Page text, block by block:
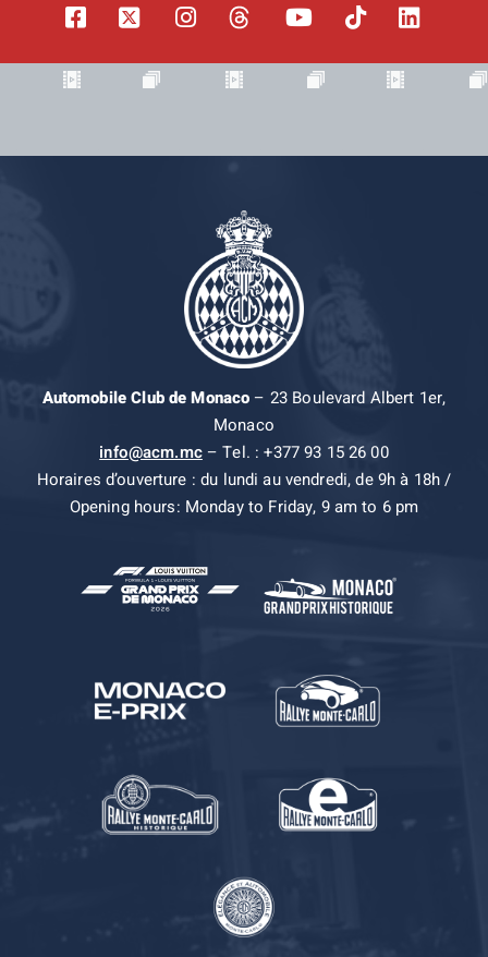
Automobile Club de Monaco– 23 Boulevard Albert 1er,
Monaco
info@acm.mc– Tel. : +377 93 15 26 00
Horaires d’ouverture : du lundi au vendredi, de 9h à 18h /
Opening hours: Monday to Friday, 9 am to 6 pm